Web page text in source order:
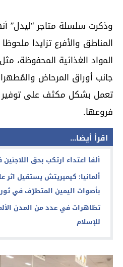
وذكرت سلسلة متاجر
المناطق والأفرع تزايدا
المواد الغذائية المحفوظة،
جانب أوراق المرحاض
تعمل بشكل مكثف على توفير
فروعها.
اقرأ أيضا...
ألفا اعتداء ارتكب بحق اللاجئين في
ألمانيا: كيميريتش يستقيل
بأصوات اليمين المتطرّف في
تظاهرات في عدد من المدن
للإسلام